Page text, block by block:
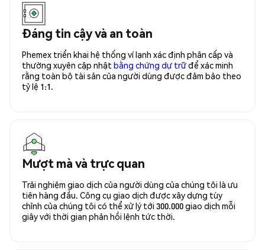
Đáng tin cậy và an toàn
Phemex triển khai hệ thống ví lạnh xác định phân cấp và
thường xuyên cập nhật bằng chứng dự trữđể xác minh
rằng toàn bộ tài sản của người dùng được đảm bảo theo
tỷ lệ 1:1.
Mượt mà và trực quan
Trải nghiệm giao dịch của người dùng của chúng tôi là ưu
tiên hàng đầu. Công cụ giao dịch được xây dựng tùy
chỉnh của chúng tôi có thể xử lý tới 300.000 giao dịch mỗi
giây với thời gian phản hồi lệnh tức thời.